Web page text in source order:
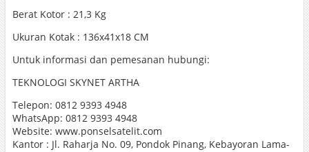
Berat Kotor : 21,3 Kg
Ukuran Kotak : 136x41x18 CM
Untuk informasi dan pemesanan hubungi:
TEKNOLOGI SKYNET ARTHA
Telepon: 0812 9393 4948
WhatsApp: 0812 9393 4948
Website: www.ponselsatelit.com
Kantor : Jl. Raharja No. 09, Pondok Pinang, Kebayoran Lama-